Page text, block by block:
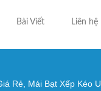
Bài Viết Liên hệ
Rẻ, Mái Bạt Xếp Kéo